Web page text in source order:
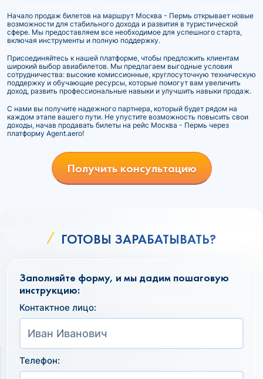
Начало продаж билетов на маршрут Москва - Пермь открывает новые
возможности для стабильного дохода и развития в туристической
сфере. Мы предоставляем все необходимое для успешного старта,
включая инструменты и полную поддержку.
Присоединяйтесь к нашей платформе, чтобы предложить клиентам
широкий выбор авиабилетов. Мы предлагаем выгодные условия
сотрудничества: высокие комиссионные, круглосуточную техническую
поддержку и обучающие ресурсы, которые помогут вам увеличить
доход, развить профессиональные навыки и улучшить навыки продаж.
С нами вы получите надежного партнера, который будет рядом на
каждом этапе вашего пути. Не упустите возможность повысить свои
доходы, начав продавать билеты на рейс Москва - Пермь через
платформу Agent.aero!
Получить консультацию
ГОТОВЫ ЗАРАБАТЫВАТЬ?
Заполняйте форму, и мы дадим пошаговую
инструкцию:
Контактное лицо:
Телефон: